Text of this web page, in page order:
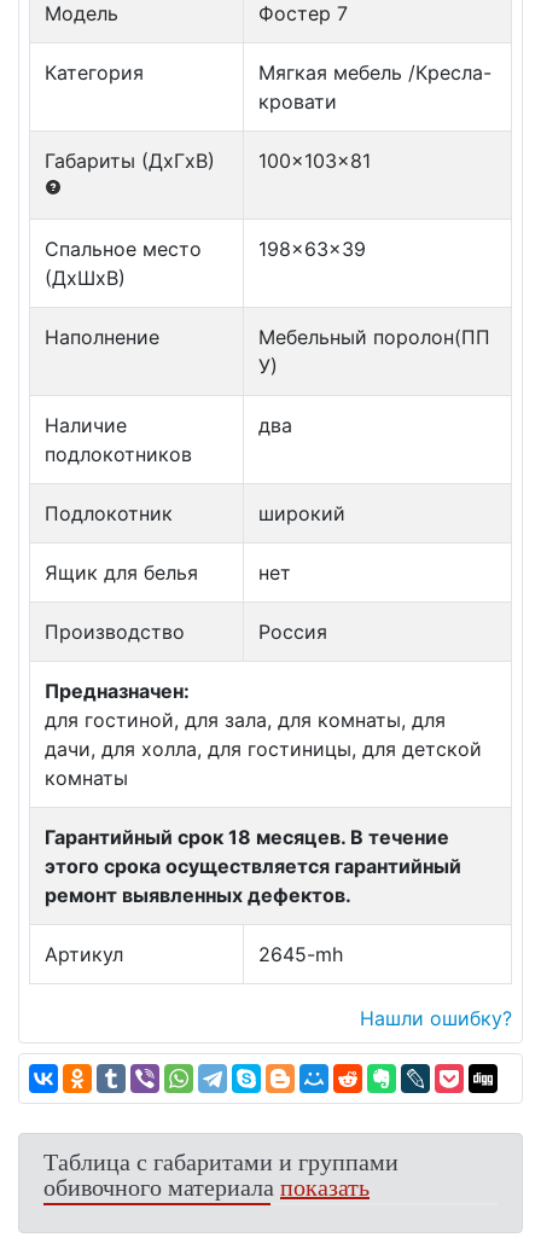
Модель Фостер 7
Категория
Мягкая мебель /Кресла-
кровати
Габариты (ДxГxВ) 100x103x81
Спальное место
(ДxШxВ)
198x63x39
Наполнение
Мебельный поролон(ПП
У)
Наличие
подлокотников
два
Подлокотник широкий
Ящик для белья нет
Производство Россия
Предназначен:
для гостиной, для зала, для комнаты, для
дачи, для холла, для гостиницы, для детской
комнаты
Гарантийный срок 18 месяцев. В течение
этого срока осуществляется гарантийный
ремонт выявленных дефектов.
Артикул 2645-mh
Нашли ошибку?
Таблица с габаритами и группами
обивочного материалапоказать